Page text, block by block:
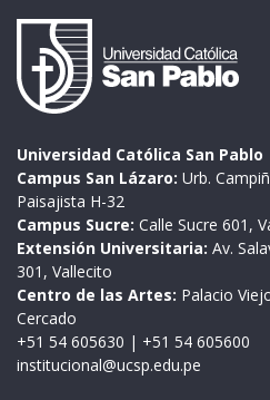
Universidad Católica San Pablo
Campus San Lázaro: Urb.
Paisajista H-32
Campus Sucre: Calle Sucre 601,
Extensión Universitaria: Av.
301, Vallecito
Centro de las Artes: Palacio
Cercado
+51 54 605630 | +51 54 605600
institucional@ucsp.edu.pe